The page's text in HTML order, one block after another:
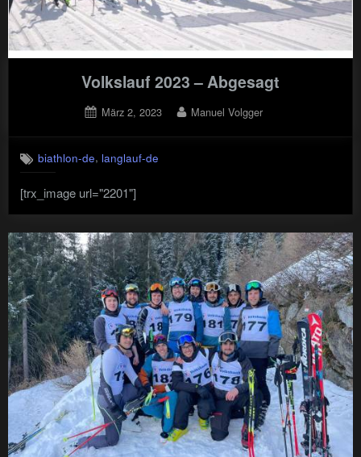
Volkslauf 2023 – Abgesagt
Posted
März 2, 2023 By
Manuel Volgger
biathlon-de, langlauf-de
[trx_image url="2201"]